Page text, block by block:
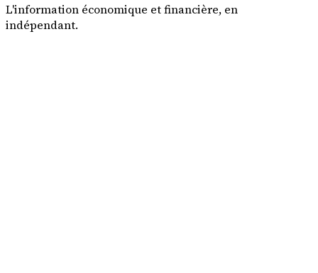
L'information économique et financière, en
indépendant.